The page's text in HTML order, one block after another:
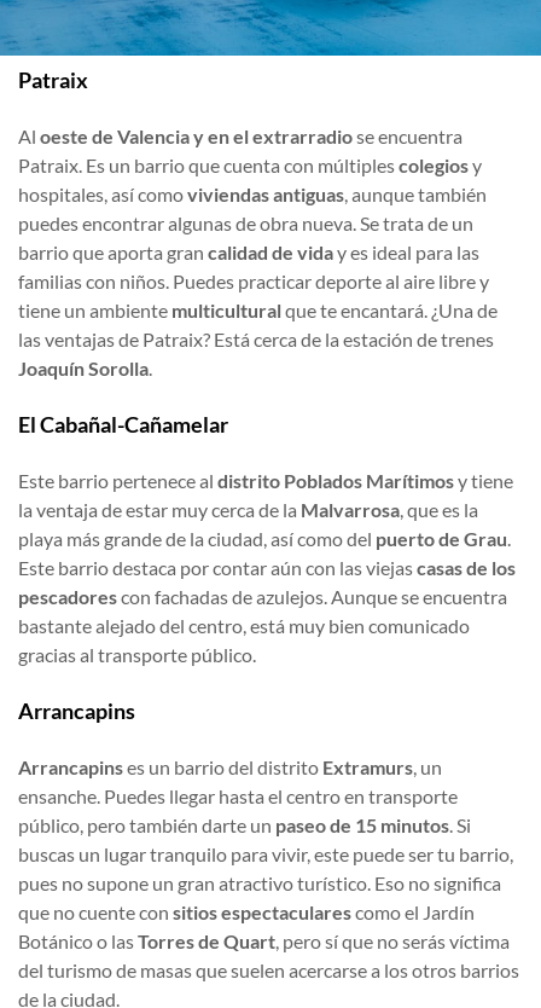
Patraix
Al oeste de Valencia y en el extrarradiose encuentra
Patraix. Es un barrio que cuenta con múltiplescolegiosy
hospitales, así comoviviendas antiguas , aunque también
puedes encontrar algunas de obra nueva. Se trata de un
barrio que aporta gran calidad de viday es ideal para las
familias con niños. Puedes practicar deporte al aire libre y
tiene un ambiente multiculturalque te encantará. ¿Una de
las ventajas de Patraix? Está cerca de la estación de trenes
Joaquín Sorolla
El Cabañal-Cañamelar
Este barrio pertenece al distrito Poblados Marítimosy tiene
la ventaja de estar muy cerca de la Malvarrosa , que es la
playa más grande de la ciudad, así como del puerto de Grau
Este barrio destaca por contar aún con las viejascasas de los
pescadorescon fachadas de azulejos. Aunque se encuentra
bastante alejado del centro, está muy bien comunicado
gracias al transporte público.
Arrancapins
Arrancapinses un barrio del distrito Extramurs , un
ensanche. Puedes llegar hasta el centro en transporte
público, pero también darte un paseo de 15 minutos . Si
buscas un lugar tranquilo para vivir, este puede ser tu barrio,
pues no supone un gran atractivo turístico. Eso no significa
que no cuente con sitios espectacularescomo el Jardín
Botánico o lasTorres de Quart , pero sí que no serás víctima
del turismo de masas que suelen acercarse a los otros barrios
de la ciudad.